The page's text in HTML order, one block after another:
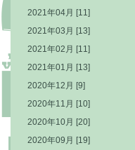
2021年04月 [11]
2021年03月 [13]
2021年02月 [11]
2021年01月 [13]
2020年12月 [9]
2020年11月 [10]
2020年10月 [20]
2020年09月 [19]